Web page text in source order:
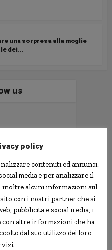
una sorpresa alla moglie
dei...
us
strane
è il blog che dal 2003
più incredibili, strane,
imbarazzanti,
assurdi, ricerche
insolite.
policy
contenuti ed annunci,
media e per analizzare il
alcuni informazioni sul
con i nostri partner che si
pubblicità e social media, i
altre informazioni che ha
dal suo utilizzo dei loro